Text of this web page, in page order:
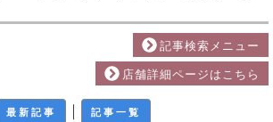
記事検索メニュー
店舗詳細ページはこちら
最新記事 ｜ 記事一覧